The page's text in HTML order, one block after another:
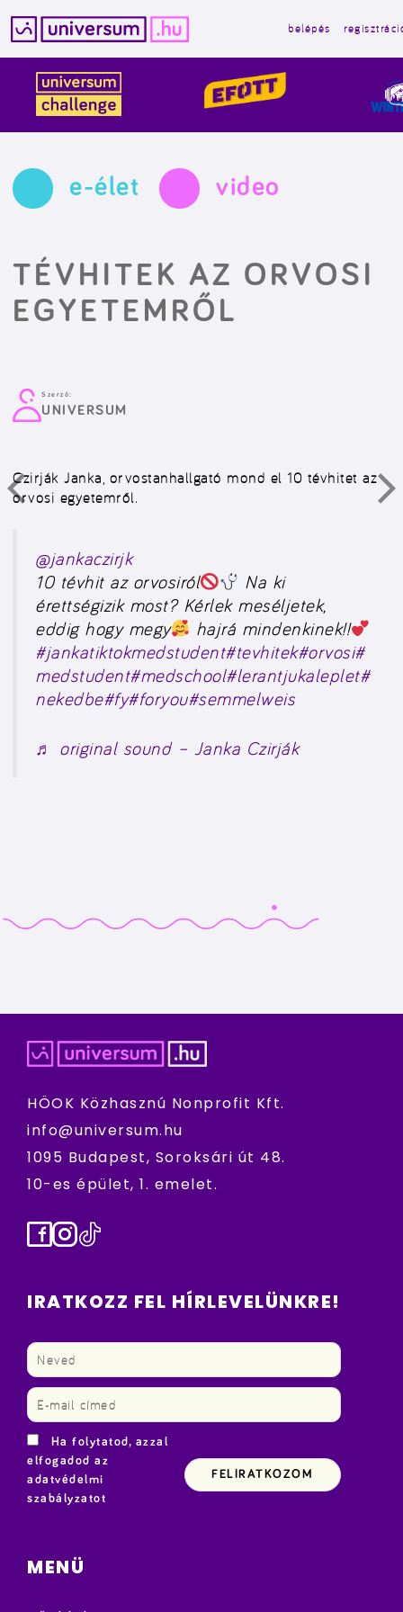
tartalomba
belépés
e-élet video
TÉVHITEK AZ ORVOSI
EGYETEMRŐL
Szerző:
UNIVERSUM
Czirják Janka, orvostanhallgató mond el 10 tévhitet az
orvosi egyetemről.
@jankaczirjk
10 tévhit az orvosiról
Na ki
érettségizik most? Kérlek meséljetek,
eddig hogy megy
hajrá mindenkinek!!
#jankatiktokmedstudent#tevhitek#orvosi#
medstudent#medschool#lerantjukaleplet#
nekedbe#fy#foryou#semmelweis
♬ original sound – Janka Czirják
HÖOK Közhasznú Nonprofit Kft.
info@universum.hu
1095 Budapest, Soroksári út 48.
10-es épület, 1. emelet.
Facebook
Instagram
TikTok
IRATKOZZ FEL HÍRLEVELÜNKRE!
Ha folytatod, azzal
elfogadod az
adatvédelmi
szabályzatot
MENÜ